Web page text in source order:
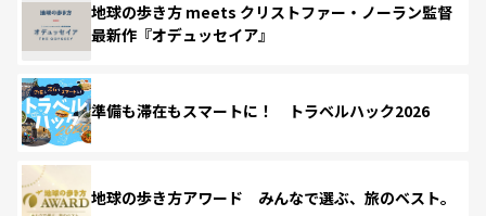
地球の歩き方 meets クリストファー・ノーラン監督
最新作『オデュッセイア』
準備も滞在もスマートに！ トラベルハック2026
地球の歩き方アワード みんなで選ぶ、旅のベスト。